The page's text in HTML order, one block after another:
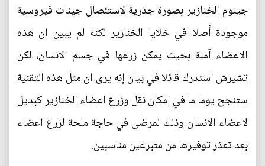
جينوم الخنازير بصورة جذرية لاستئصال جينات فيروسية
موجودة أصلا في خلايا الخنازير لكنه لم يبين ان هذه
الاعضاء آمنة بحيث يمكن زرعها في جسم الانسان، لكن
تشيرش استدرك قائلا في بيان إنه يرى ان مثل هذه التقنية
ستنجح يوما ما في امكان نقل وزرع اعضاء الخنازير كبديل
لاعضاء الانسان وذلك لمرضى في حاجة ملحة لزرع اعضاء
بعد تعذر توفيرها من متبرعين مناسبين.